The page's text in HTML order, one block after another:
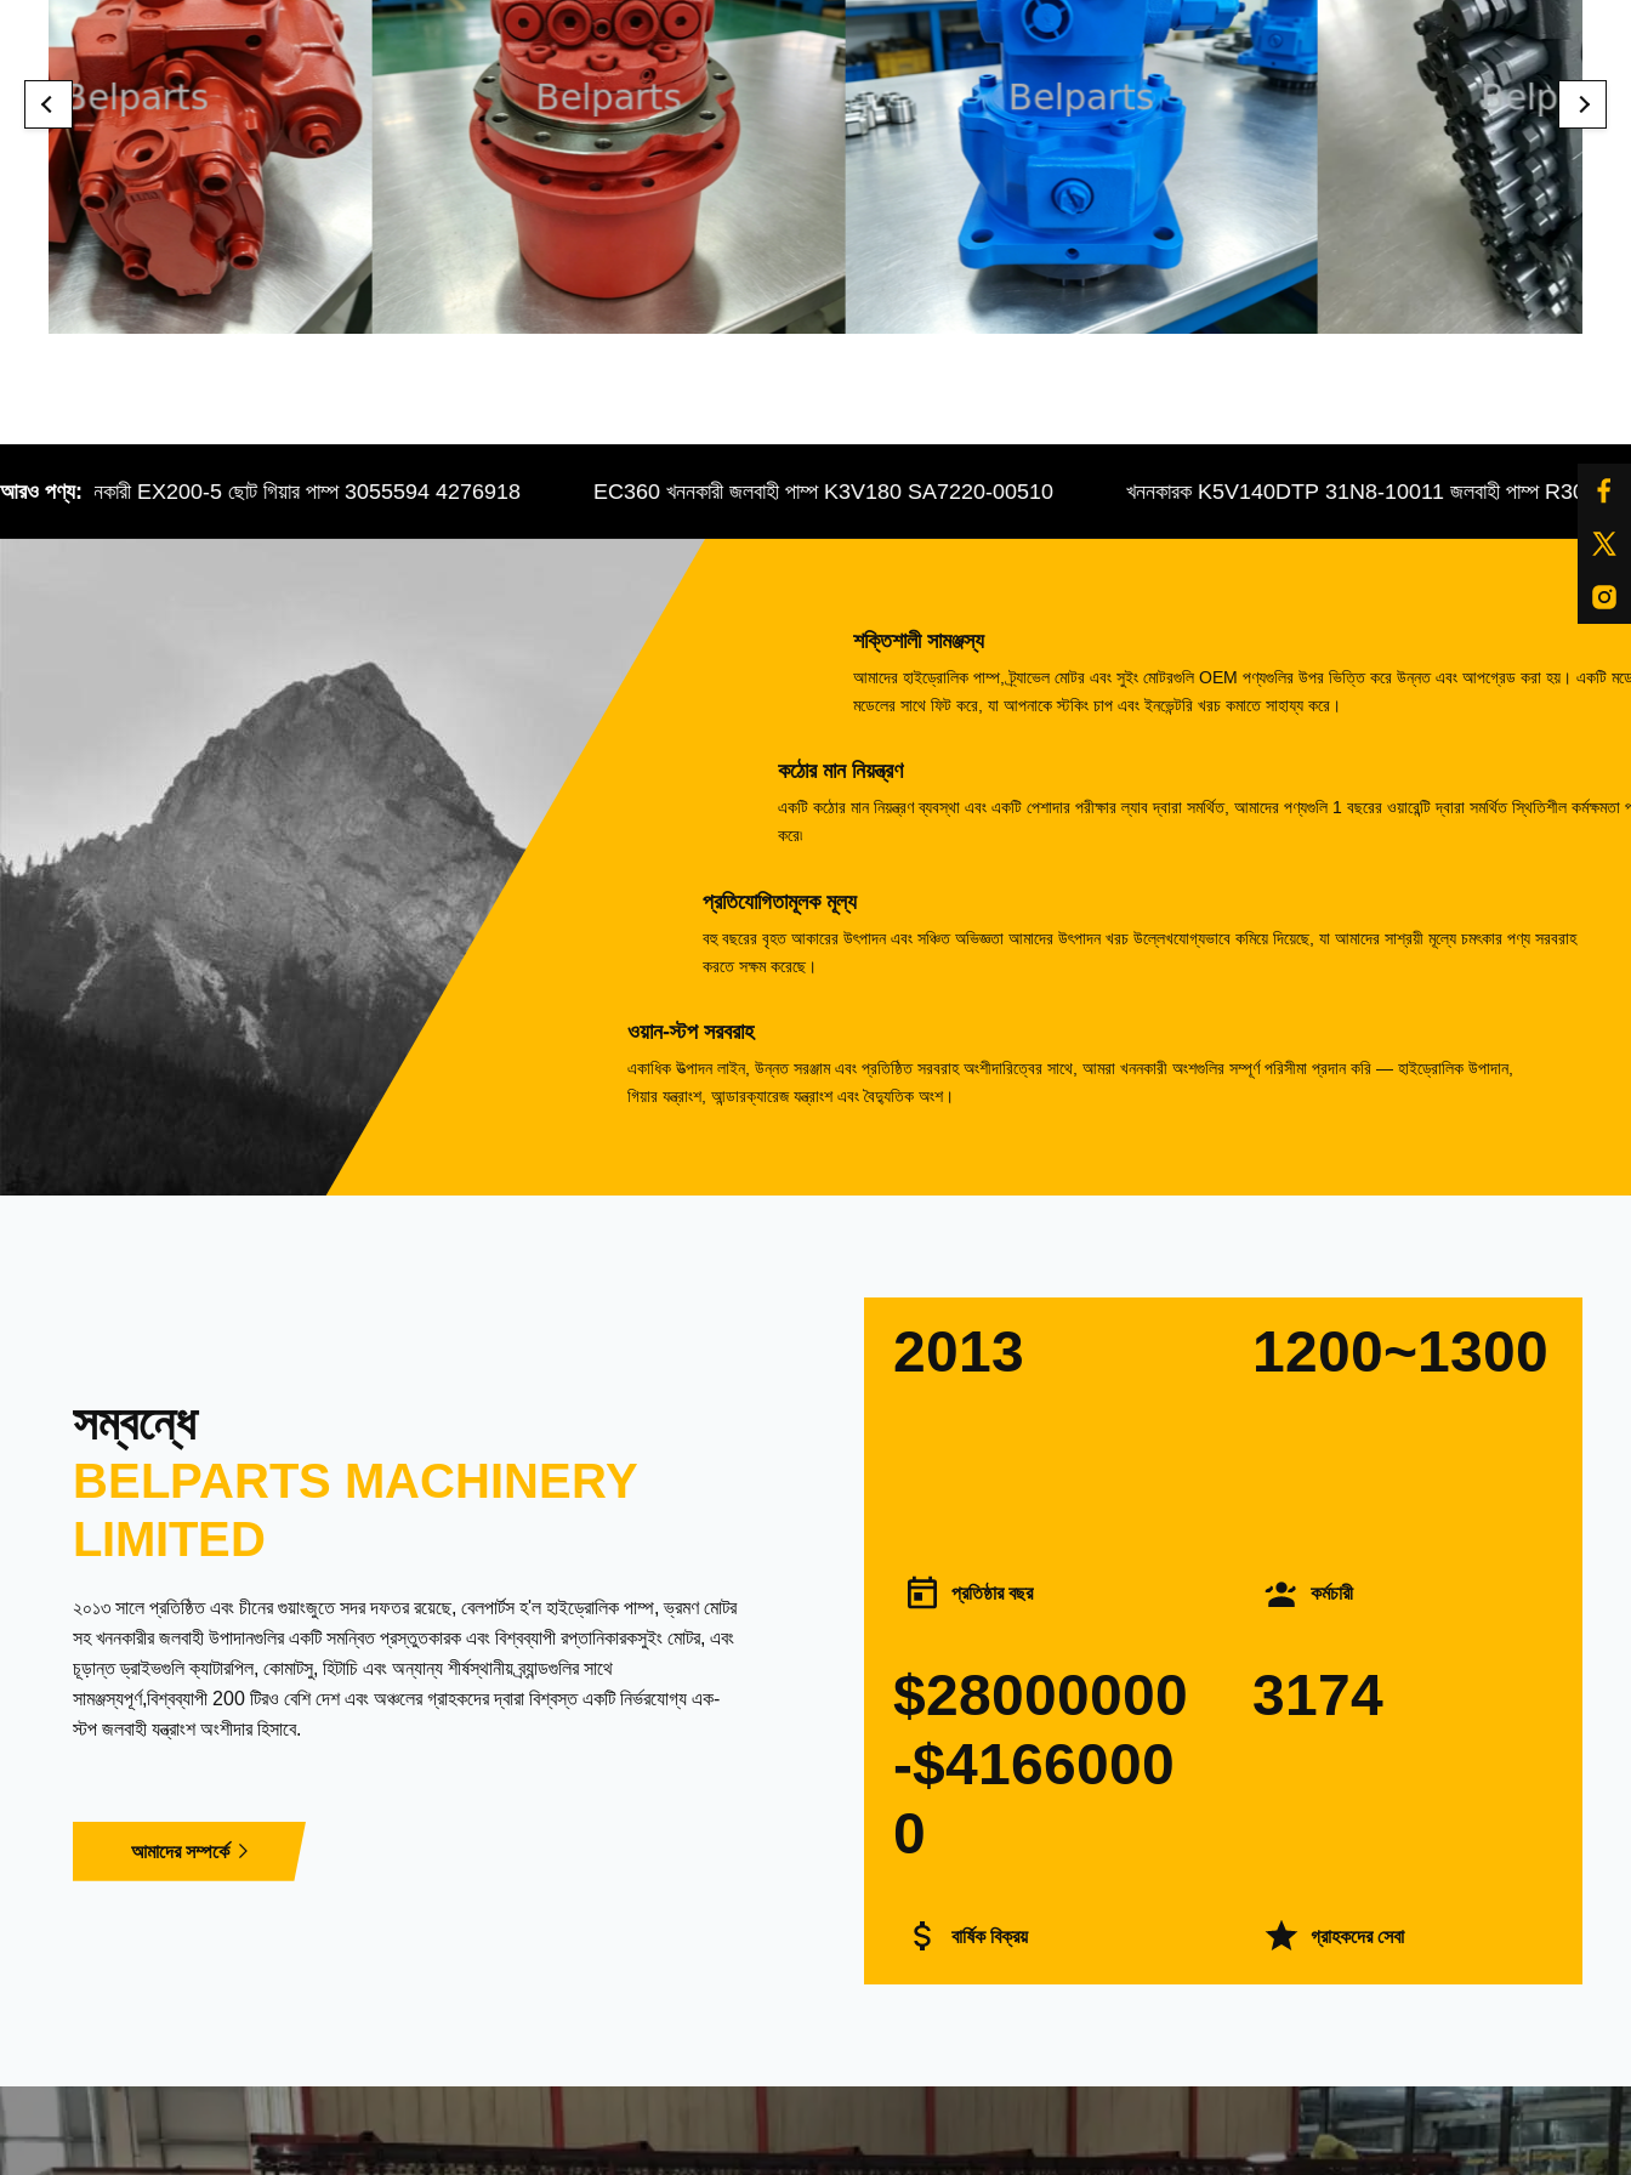
আরও পণ্য:খননকারী EX200-5 ছোট গিয়ার পাম্প 3055594 4276918 EC360 খননকারী জলবাহী পাম্প K3V180 SA7220-00510 খননকারক K5V140DTP 31N8-10011 জলবাহী পাম্প R305-7 পাইলট /
শক্তিশালী সামঞ্জস্য
আমাদের হাইড্রোলিক পাম্প, ট্র্যাভেল মোটর এবং সুইং মোটরগুলি OEM পণ্যগুলির উপর ভিত্তি করে উন্নত এবং আপগ্রেড করা হয়। একটি
মডেলের সাথে ফিট করে, যা আপনাকে স্টকিং চাপ এবং ইনভেন্টরি খরচ কমাতে সাহায্য করে।
কঠোর মান নিয়ন্ত্রণ
একটি কঠোর মান নিয়ন্ত্রণ ব্যবস্থা এবং একটি পেশাদার পরীক্ষার ল্যাব দ্বারা সমর্থিত, আমাদের পণ্যগুলি 1 বছরের ওয়ারেন্টি দ্বারা সমর্থিত স্থিতিশীল কর্মক্ষমতা
করে৷
প্রতিযোগিতামূলক মূল্য
বহু বছরের বৃহত আকারের উৎপাদন এবং সঞ্চিত অভিজ্ঞতা আমাদের উৎপাদন খরচ উল্লেখযোগ্যভাবে কমিয়ে দিয়েছে, যা আমাদের সাশ্রয়ী মূল্যে চমৎকার পণ্য সরবরাহ
করতে সক্ষম করেছে।
ওয়ান-স্টপ সরবরাহ
একাধিক উত্পাদন লাইন, উন্নত সরঞ্জাম এবং প্রতিষ্ঠিত সরবরাহ অংশীদারিত্বের সাথে, আমরা খননকারী অংশগুলির সম্পূর্ণ পরিসীমা প্রদান করি — হাইড্রোলিক উপাদান,
গিয়ার যন্ত্রাংশ, আন্ডারক্যারেজ যন্ত্রাংশ এবং বৈদ্যুতিক অংশ।
সম্বন্ধে
BELPARTS MACHINERY
LIMITED
২০১৩ সালে প্রতিষ্ঠিত এবং চীনের গুয়াংজুতে সদর দফতর রয়েছে, বেলপার্টস হ'ল হাইড্রোলিক পাম্প, ভ্রমণ মোটর
সহ খননকারীর জলবাহী উপাদানগুলির একটি সমন্বিত প্রস্তুতকারক এবং বিশ্বব্যাপী রপ্তানিকারকসুইং মোটর, এবং
চূড়ান্ত ড্রাইভগুলি ক্যাটারপিল, কোমাটসু, হিটাচি এবং অন্যান্য শীর্ষস্থানীয় ব্র্যান্ডগুলির সাথে
সামঞ্জস্যপূর্ণ,বিশ্বব্যাপী 200 টিরও বেশি দেশ এবং অঞ্চলের গ্রাহকদের দ্বারা বিশ্বস্ত একটি নির্ভরযোগ্য এক-
স্টপ জলবাহী যন্ত্রাংশ অংশীদার হিসাবে.
আমাদের সম্পর্কে
2013
প্রতিষ্ঠার বছর
1200~1300
কর্মচারী
$28000000
-$4166000
0
বার্ষিক বিক্রয়
3174
গ্রাহকদের সেবা